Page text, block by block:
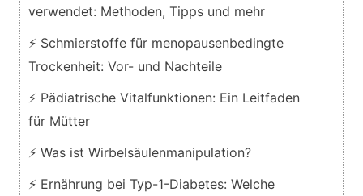
verwendet: Methoden, Tipps und mehr
⚡ Schmierstoffe für menopausenbedingte
Trockenheit: Vor- und Nachteile
⚡ Pädiatrische Vitalfunktionen: Ein Leitfaden
für Mütter
⚡ Was ist Wirbelsäulenmanipulation?
⚡ Ernährung bei Typ-1-Diabetes: Welche